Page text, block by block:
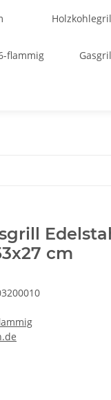
flammig
cm